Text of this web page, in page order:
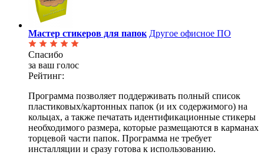
Мастер стикеров для папок Другое офисное ПО
Спасибо
за ваш голос
Рейтинг:
Программа позволяет поддерживать полный список
пластиковых/картонных папок (и их содержимого) на
кольцах, а также печатать идентификационные стикеры
необходимого размера, которые размещаются в карманах
торцевой части папок. Программа не требует
инсталляции и сразу готова к использованию.